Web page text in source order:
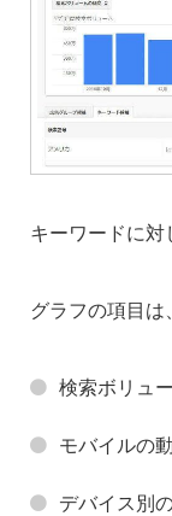
キーワードに対
グラフの項目は、
検索ボリュ
モバイルの
デバイス別